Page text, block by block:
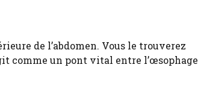
de l’abdomen. Vous le trouverez
comme un pont vital entre l’œsophage